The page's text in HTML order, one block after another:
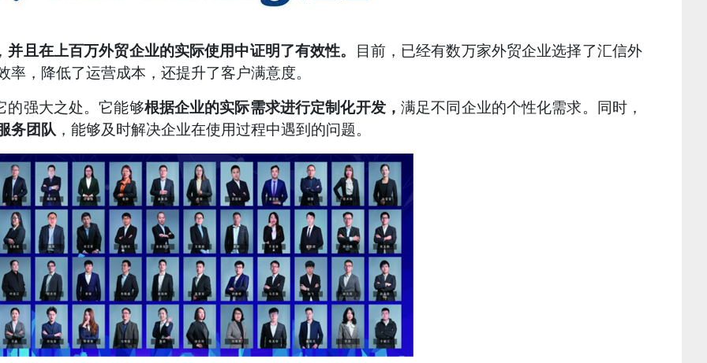
并且在上百万外贸企业的实际使用中证明了有效性。
目前，已经有数万家外贸企业选择了汇信外
，降低了运营成本，还提升了客户满意度。
的强大之处。它能够根据企业的实际需求进行定制化开发， 满足不同企业的个性化需求。同时，
务团队 ，能够及时解决企业在使用过程中遇到的问题。